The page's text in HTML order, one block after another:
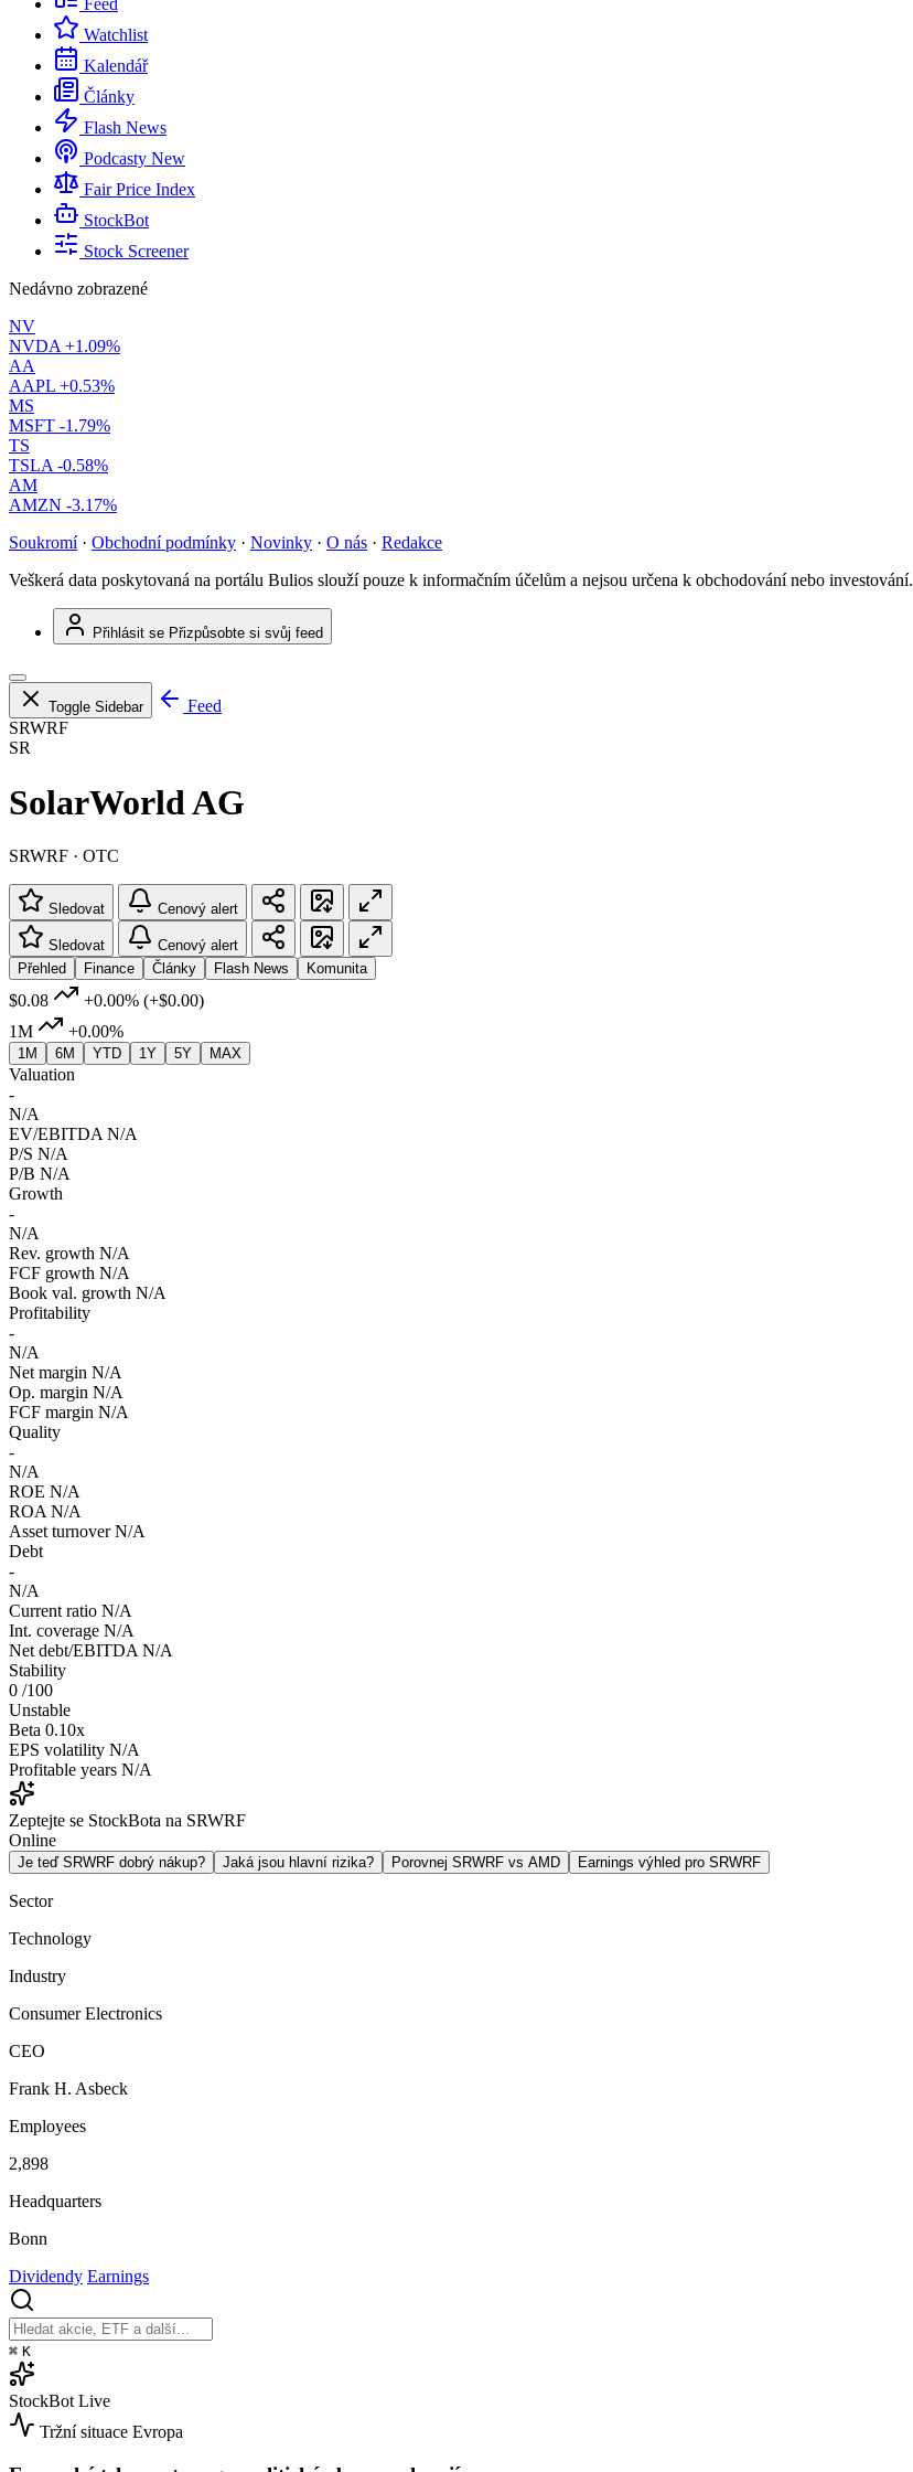
Feed
Watchlist
Kalendář
Články
Flash News
Podcasty New
Fair Price Index
StockBot
Stock Screener
Nedávno zobrazené
NV
NVDA +1.09%
AA
AAPL +0.53%
MS
MSFT -1.79%
TS
TSLA -0.58%
AM
AMZN -3.17%
Soukromí · Obchodní podmínky · Novinky · O nás · Redakce
Veškerá data poskytovaná na portálu Bulios slouží pouze k informačním účelům a nejsou určena k obchodování nebo investování.
Přihlásit se Přizpůsobte si svůj feed
Toggle Sidebar
Feed
SRWRF
SR
SolarWorld AG
SRWRF · OTC
Sledovat Cenový alert
Sledovat
Cenový alert
Přehled
Finance Články Flash News Komunita
$0.08 +0.00% (+$0.00)
1M
+0.00%
1M 6M YTD 1Y 5Y MAX
Valuation
-
N/A
EV/EBITDA N/A
P/S N/A
P/B N/A
Growth
-
N/A
Rev. growth N/A
FCF growth N/A
Book val. growth N/A
Profitability
-
N/A
Net margin N/A
Op. margin N/A
FCF margin N/A
Quality
-
N/A
ROE N/A
ROA N/A
Asset turnover N/A
Debt
-
N/A
Current ratio N/A
Int. coverage N/A
Net debt/EBITDA N/A
Stability
0 /100
Unstable
Beta 0.10x
EPS volatility N/A
Profitable years N/A
Zeptejte se StockBota na SRWRF
Online
Je teď SRWRF dobrý nákup? Jaká jsou hlavní rizika? Porovnej SRWRF vs AMD Earnings výhled pro SRWRF
Sector
Technology
Industry
Consumer Electronics
CEO
Frank H. Asbeck
Employees
2,898
Headquarters
Bonn
Dividendy Earnings
⌘ K
StockBot Live
Tržní situace Evropa